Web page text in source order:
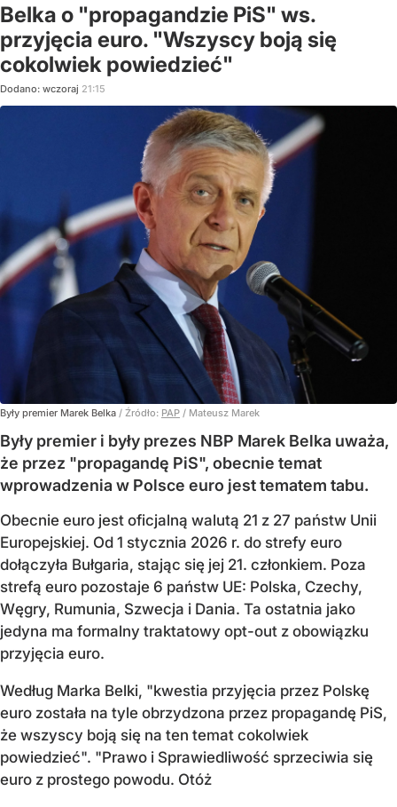
Belka o "propagandzie PiS" ws.
przyjęcia euro. "Wszyscy boją się
cokolwiek powiedzieć"
Dodano: wczoraj 21:15
Były premier Marek Belka / Źródło: PAP / Mateusz Marek
Były premier i były prezes NBP Marek Belka uważa,
że przez "propagandę PiS", obecnie temat
wprowadzenia w Polsce euro jest tematem tabu.
Obecnie euro jest oficjalną walutą 21 z 27 państw Unii
Europejskiej. Od 1 stycznia 2026 r. do strefy euro
dołączyła Bułgaria, stając się jej 21. członkiem. Poza
strefą euro pozostaje 6 państw UE: Polska, Czechy,
Węgry, Rumunia, Szwecja i Dania. Ta ostatnia jako
jedyna ma formalny traktatowy opt-out z obowiązku
przyjęcia euro.
Według Marka Belki, "kwestia przyjęcia przez Polskę
euro została na tyle obrzydzona przez propagandę PiS,
że wszyscy boją się na ten temat cokolwiek
powiedzieć". "Prawo i Sprawiedliwość sprzeciwia się
euro z prostego powodu. Otóż